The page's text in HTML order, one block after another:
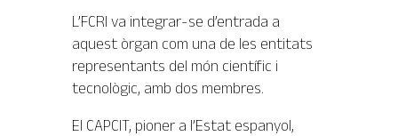
L’FCRI va integrar-se d’entrada a
aquest òrgan com una de les entitats
representants del món científic i
tecnològic, amb dos membres.
El CAPCIT, pioner a l’Estat espanyol,